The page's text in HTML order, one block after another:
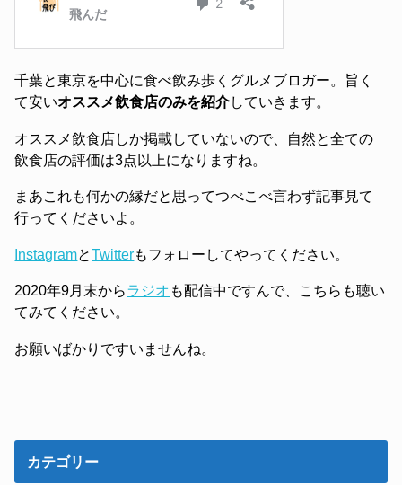
千葉と東京を中心に食べ飲み歩くグルメブロガー。旨く
て安いオススメ飲食店のみを紹介していきます。
オススメ飲食店しか掲載していないので、自然と全ての
飲食店の評価は3点以上になりますね。
まあこれも何かの縁だと思ってつべこべ言わず記事見て
行ってくださいよ。
InstagramとTwitterもフォローしてやってください。
2020年9月末からラジオ も配信中ですんで、こちらも聴い
てみてください。
お願いばかりですいませんね。
カテゴリー